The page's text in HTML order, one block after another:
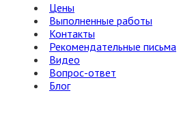
Цены
Выполненные работы
Контакты
Рекомендательные письма
Видео
Вопрос-ответ
Блог